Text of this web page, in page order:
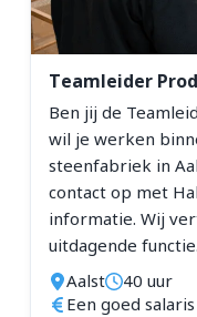
Teamleider
Ben jij de
wil je werken
steenfabriek in
contact op met
informatie. Wij
uitdagende functie.
Aalst
40 uur
Een goed